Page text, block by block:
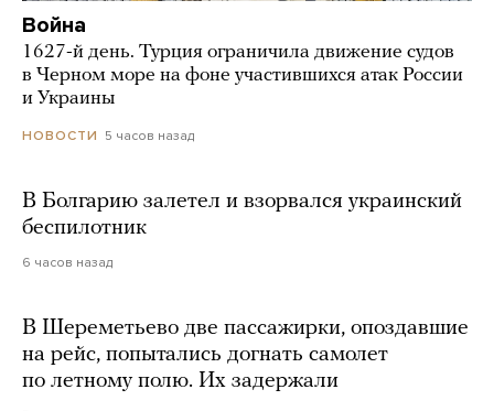
Война
1627-й день. Турция ограничила движение судов
в Черном море на фоне участившихся атак России
и Украины
НОВОСТИ 5 часов назад
В Болгарию залетел и взорвался украинский
беспилотник
6 часов назад
В Шереметьево две пассажирки, опоздавшие
на рейс, попытались догнать самолет
по летному полю. Их задержали